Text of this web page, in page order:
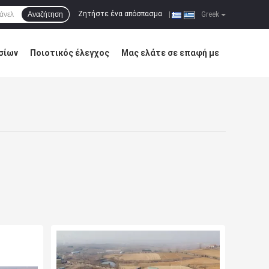
Greek
Ζητήστε ένα απόσπασμα
Αναζήτηση
Ποιοτικός έλεγχος Μας ελάτε σε επαφή με